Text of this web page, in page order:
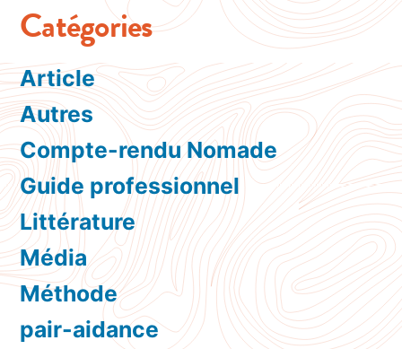
Catégories
Article
Autres
Compte-rendu Nomade
Guide professionnel
Littérature
Média
Méthode
pair-aidance